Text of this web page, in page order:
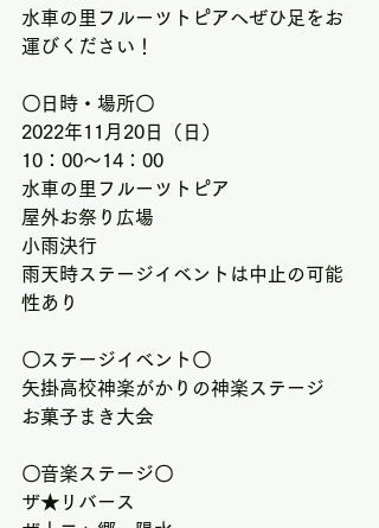
水車の里フルーツトピアへぜひ足をお
運びください！
〇日時・場所〇
2022年11月20日（日）
10：00～14：00
水車の里フルーツトピア
屋外お祭り広場
小雨決行
雨天時ステージイベントは中止の可能
性あり
〇ステージイベント〇
矢掛高校神楽がかりの神楽ステージ
お菓子まき大会
〇音楽ステージ〇
ザ★リバース